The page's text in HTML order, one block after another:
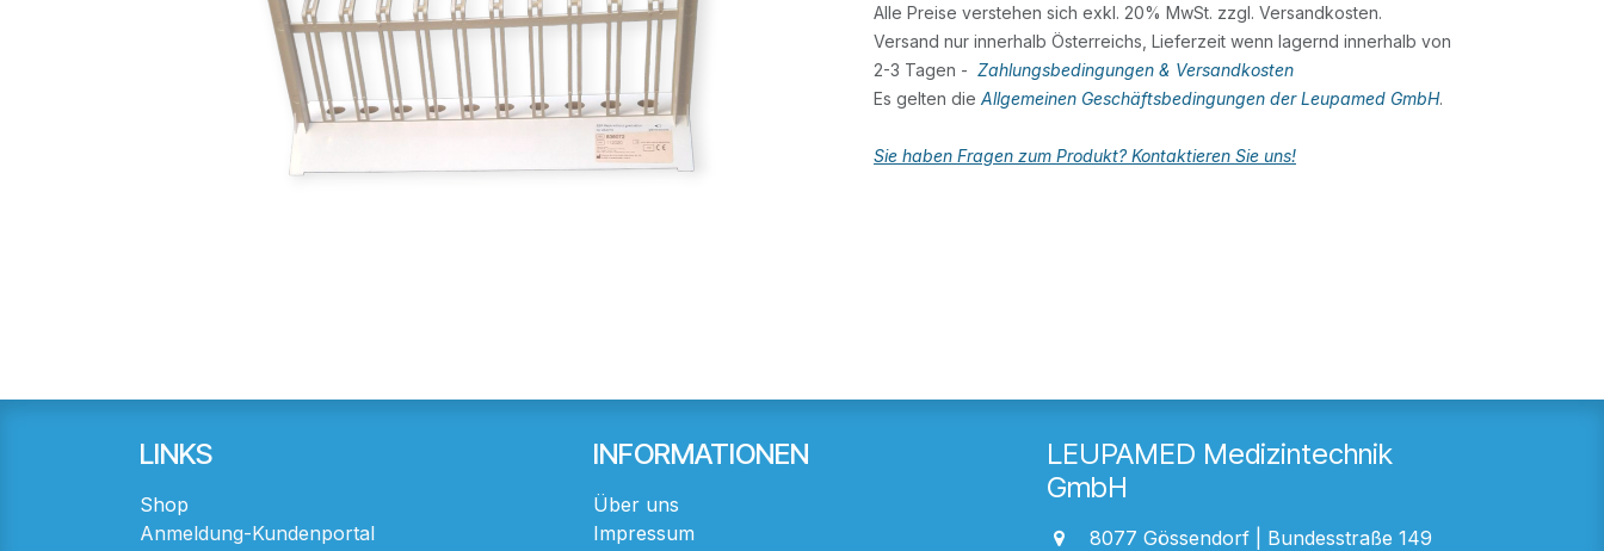
Alle Preise verstehen sich exkl. 20% MwSt. zzgl. Versandkosten.
Versand nur innerhalb Österreichs, Lieferzeit wenn lagernd innerhalb von
2-3 Tagen - Zahlungsbedingungen & Versandkosten
Es gelten die Allgemeinen Geschäftsbedingungen der Leupamed GmbH.
Sie haben Fragen zum Produkt? Kontaktieren Sie uns!
LINKS
Shop
Anmeldung-Kundenportal
INFORMATIONEN
Über uns
Impressum
LEUPAMED Medizintechnik
GmbH
8077 Gössendorf | Bundesstraße 149